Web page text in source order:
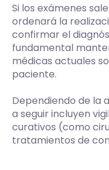
Si los exámenes
ordenará la
confirmar el
fundamental
médicas actuales
paciente.
Dependiendo de la
a seguir incluyen
curativos (como
tratamientos de